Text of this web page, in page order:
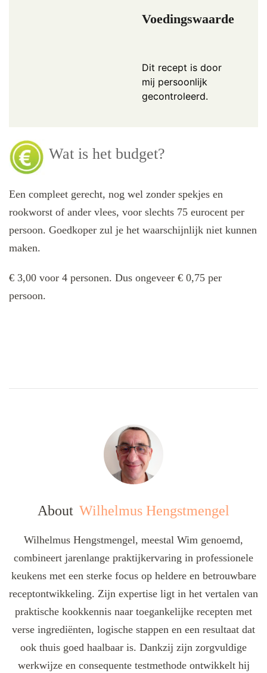
Voedingswaarde
Dit recept is door
mij persoonlijk
gecontroleerd.
Wat is het budget?
Een compleet gerecht, nog wel zonder spekjes en
rookworst of ander vlees, voor slechts 75 eurocent per
persoon. Goedkoper zul je het waarschijnlijk niet kunnen
maken.
€ 3,00 voor 4 personen. Dus ongeveer € 0,75 per
persoon.
About Wilhelmus Hengstmengel
Wilhelmus Hengstmengel, meestal Wim genoemd,
combineert jarenlange praktijkervaring in professionele
keukens met een sterke focus op heldere en betrouwbare
receptontwikkeling. Zijn expertise ligt in het vertalen van
praktische kookkennis naar toegankelijke recepten met
verse ingrediënten, logische stappen en een resultaat dat
ook thuis goed haalbaar is. Dankzij zijn zorgvuldige
werkwijze en consequente testmethode ontwikkelt hij